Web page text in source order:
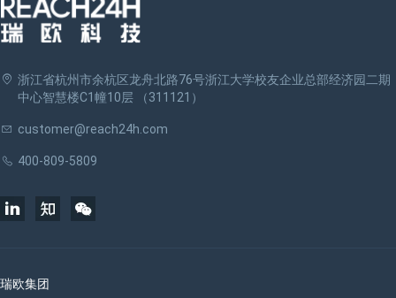
浙江省杭州市余杭区龙舟北路76号浙江大学校友企业总部经济园二期
中心智慧楼C1幢10层 （311121）
customer@reach24h.com
400-809-5809
瑞欧集团